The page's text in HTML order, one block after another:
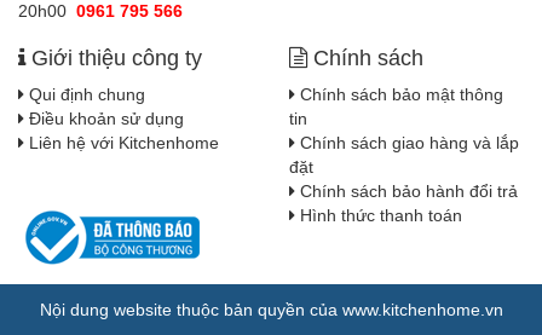
20h00 0961 795 566
Giới thiệu công ty
Qui định chung
Điều khoản sử dụng
Liên hệ với Kitchenhome
Chính sách
Chính sách bảo mật thông
tin
Chính sách giao hàng và lắp
đặt
Chính sách bảo hành đổi trả
Hình thức thanh toán
Nội dung website thuộc bản quyền của www.kitchenhome.vn